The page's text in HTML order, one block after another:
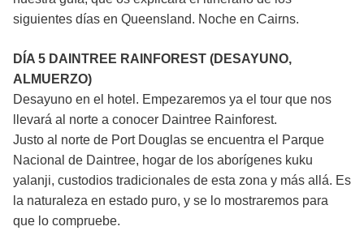
siguientes días en Queensland. Noche en Cairns.
DÍA 5 DAINTREE RAINFOREST (DESAYUNO,
ALMUERZO)
Desayuno en el hotel. Empezaremos ya el tour que nos
llevará al norte a conocer Daintree Rainforest.
Justo al norte de Port Douglas se encuentra el Parque
Nacional de Daintree, hogar de los aborígenes kuku
yalanji, custodios tradicionales de esta zona y más allá. Es
la naturaleza en estado puro, y se lo mostraremos para
que lo compruebe.